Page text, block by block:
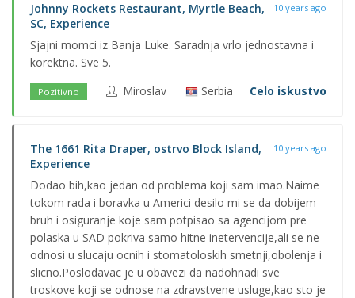
Johnny Rockets Restaurant, Myrtle Beach,
SC, Experience
10 years ago
Sjajni momci iz Banja Luke. Saradnja vrlo jednostavna i
korektna. Sve 5.
Pozitivno Miroslav Serbia Celo iskustvo
The 1661 Rita Draper, ostrvo Block Island,
Experience
10 years ago
Dodao bih,kao jedan od problema koji sam imao.Naime
tokom rada i boravka u Americi desilo mi se da dobijem
bruh i osiguranje koje sam potpisao sa agencijom pre
polaska u SAD pokriva samo hitne inetervencije,ali se ne
odnosi u slucaju ocnih i stomatoloskih smetnji,obolenja i
slicno.Poslodavac je u obavezi da nadohnadi sve
troskove koji se odnose na zdravstvene usluge,kao sto je